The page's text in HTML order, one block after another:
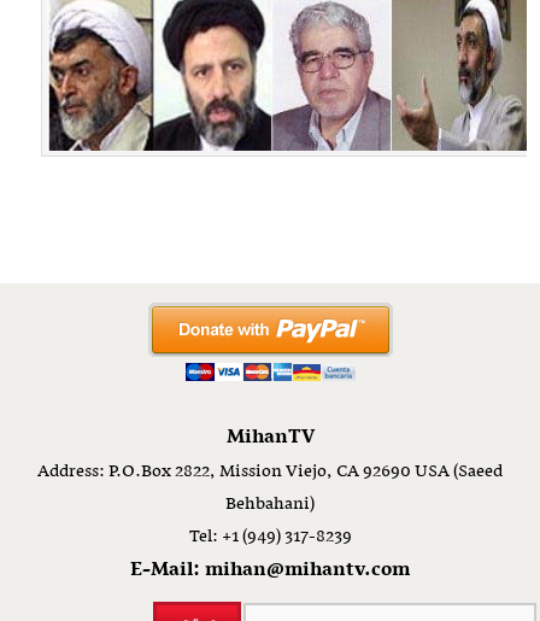
MihanTV
Address: P.O.Box 2822, Mission Viejo, CA 92690 USA (Saeed
Behbahani)
Tel: +1 (949) 317-8239
E-Mail: mihan@mihantv.com